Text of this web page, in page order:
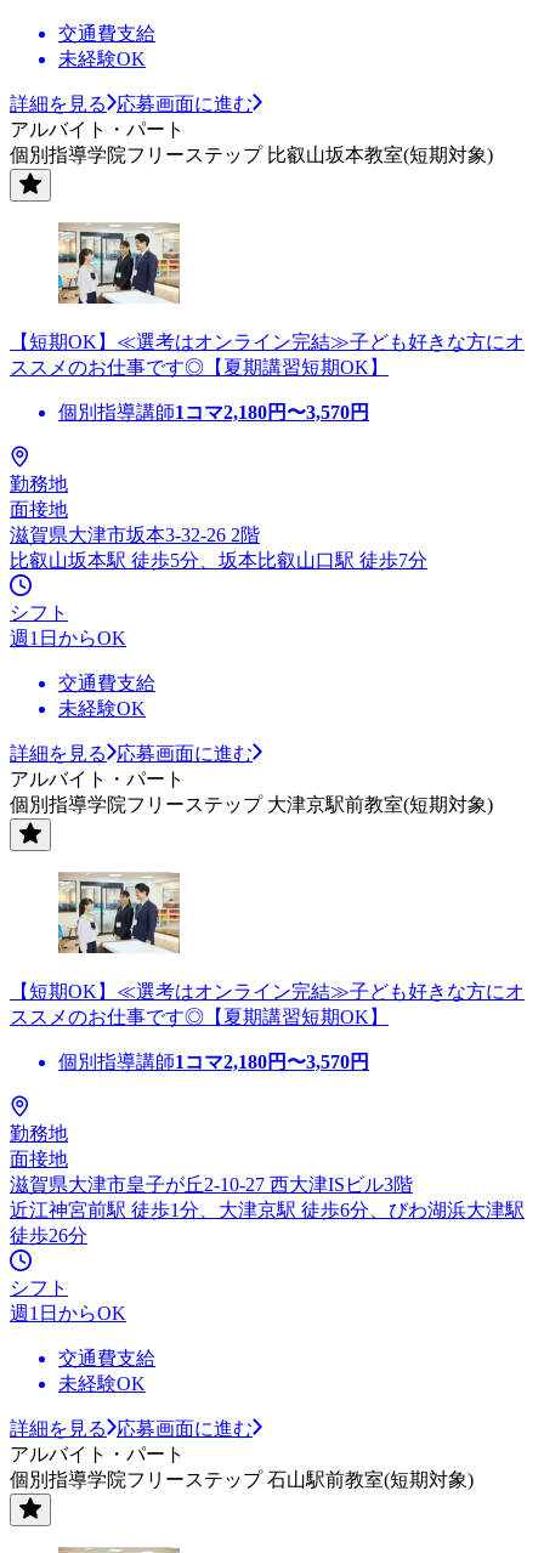
交通費支給
未経験OK
詳細を見る
応募画面に進む
アルバイト・パート
個別指導学院フリーステップ 比叡山坂本教室(短期対象)
【短期OK】≪選考はオンライン完結≫子ども好きな方にオ
ススメのお仕事です◎【夏期講習短期OK】
個別指導講師1コマ2,180円〜3,570円
勤務地
面接地
滋賀県大津市坂本3-32-26 2階
比叡山坂本駅 徒歩5分、坂本比叡山口駅 徒歩7分
シフト
週1日からOK
交通費支給
未経験OK
詳細を見る
応募画面に進む
アルバイト・パート
個別指導学院フリーステップ 大津京駅前教室(短期対象)
【短期OK】≪選考はオンライン完結≫子ども好きな方にオ
ススメのお仕事です◎【夏期講習短期OK】
個別指導講師1コマ2,180円〜3,570円
勤務地
面接地
滋賀県大津市皇子が丘2-10-27 西大津ISビル3階
近江神宮前駅 徒歩1分、大津京駅 徒歩6分、びわ湖浜大津駅
徒歩26分
シフト
週1日からOK
交通費支給
未経験OK
詳細を見る
応募画面に進む
アルバイト・パート
個別指導学院フリーステップ 石山駅前教室(短期対象)